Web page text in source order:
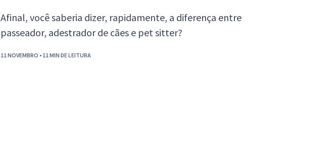
Afinal, você saberia dizer, rapidamente, a diferença entre
passeador, adestrador de cães e pet sitter?
11 NOVEMBRO • 11 MIN DE LEITURA